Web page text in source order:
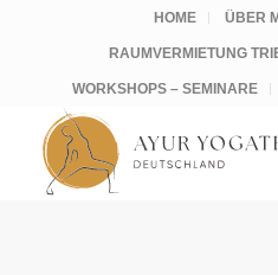
HOME ÜBER
RAUMVERMIETUNG
WORKSHOPS – SEMINARE